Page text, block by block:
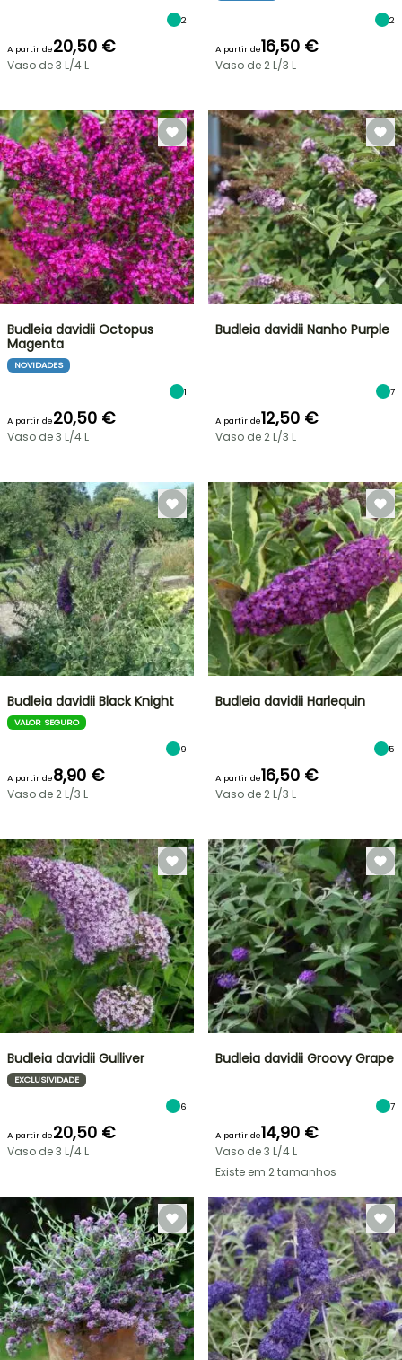
2
A partir de20,50 €
Vaso de 3 L/4 L
2
A partir de16,50 €
Vaso de 2 L/3 L
Budleia davidii Octopus
Magenta
NOVIDADES
1
A partir de20,50 €
Vaso de 3 L/4 L
Budleia davidii Nanho Purple
7
A partir de12,50 €
Vaso de 2 L/3 L
Budleia davidii Black Knight
VALOR SEGURO
9
A partir de8,90 €
Vaso de 2 L/3 L
Budleia davidii Harlequin
5
A partir de16,50 €
Vaso de 2 L/3 L
Budleia davidii Gulliver
EXCLUSIVIDADE
6
A partir de20,50 €
Vaso de 3 L/4 L
Budleia davidii Groovy Grape
7
A partir de14,90 €
Vaso de 3 L/4 L
Existe em 2 tamanhos